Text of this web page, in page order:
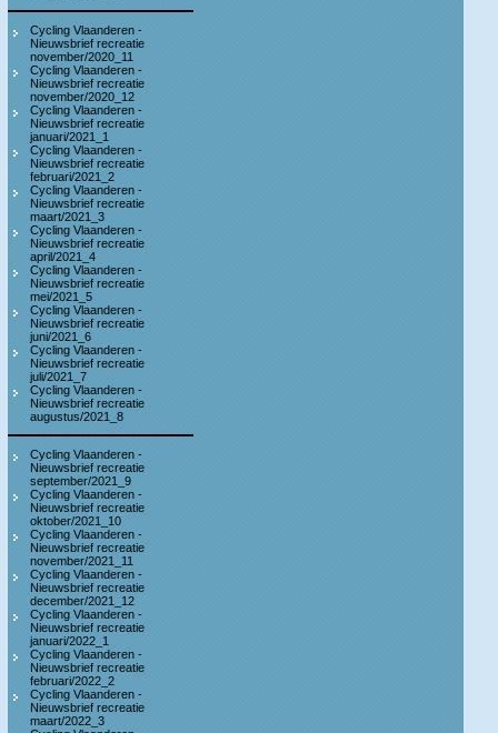
Cycling Vlaanderen -
Nieuwsbrief recreatie
november/2020_11
Cycling Vlaanderen -
Nieuwsbrief recreatie
november/2020_12
Cycling Vlaanderen -
Nieuwsbrief recreatie
januari/2021_1
Cycling Vlaanderen -
Nieuwsbrief recreatie
februari/2021_2
Cycling Vlaanderen -
Nieuwsbrief recreatie
maart/2021_3
Cycling Vlaanderen -
Nieuwsbrief recreatie
april/2021_4
Cycling Vlaanderen -
Nieuwsbrief recreatie
mei/2021_5
Cycling Vlaanderen -
Nieuwsbrief recreatie
juni/2021_6
Cycling Vlaanderen -
Nieuwsbrief recreatie
juli/2021_7
Cycling Vlaanderen -
Nieuwsbrief recreatie
augustus/2021_8
Cycling Vlaanderen -
Nieuwsbrief recreatie
september/2021_9
Cycling Vlaanderen -
Nieuwsbrief recreatie
oktober/2021_10
Cycling Vlaanderen -
Nieuwsbrief recreatie
november/2021_11
Cycling Vlaanderen -
Nieuwsbrief recreatie
december/2021_12
Cycling Vlaanderen -
Nieuwsbrief recreatie
januari/2022_1
Cycling Vlaanderen -
Nieuwsbrief recreatie
februari/2022_2
Cycling Vlaanderen -
Nieuwsbrief recreatie
maart/2022_3